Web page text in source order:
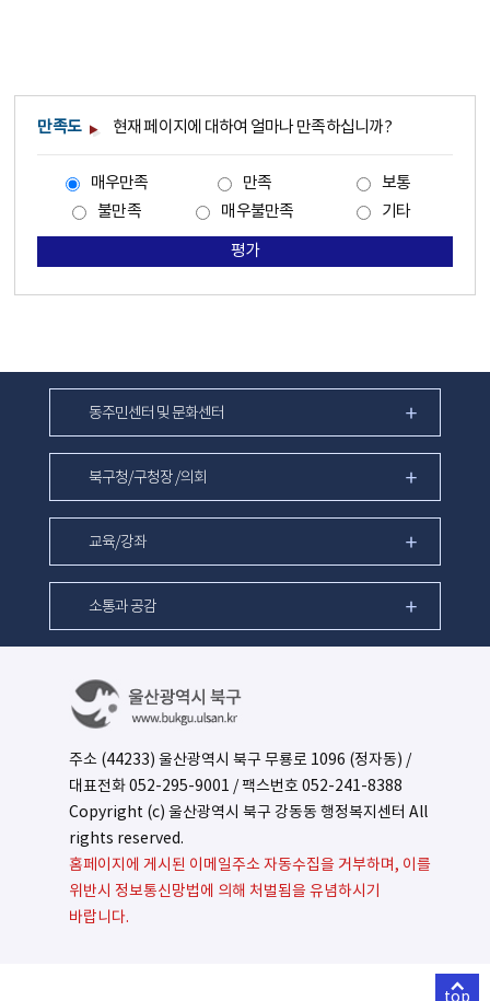
만족도 현재 페이지에 대하여 얼마나 만족하십니까?
매우만족 만족
보통
불만족
매우불만족 기타
평가
동주민센터 및 문화센터
북구청/구청장 /의회
교육/강좌
소통과 공감
주소 (44233) 울산광역시 북구 무룡로 1096 (정자동) /
대표전화052-295-9001 / 팩스번호 052-241-8388
Copyright (c) 울산광역시 북구 강동동 행정복지센터 All
rights reserved.
홈페이지에 게시된 이메일주소 자동수집을 거부하며, 이를
위반시 정보통신망법에 의해 처벌됨을 유념하시기
바랍니다.